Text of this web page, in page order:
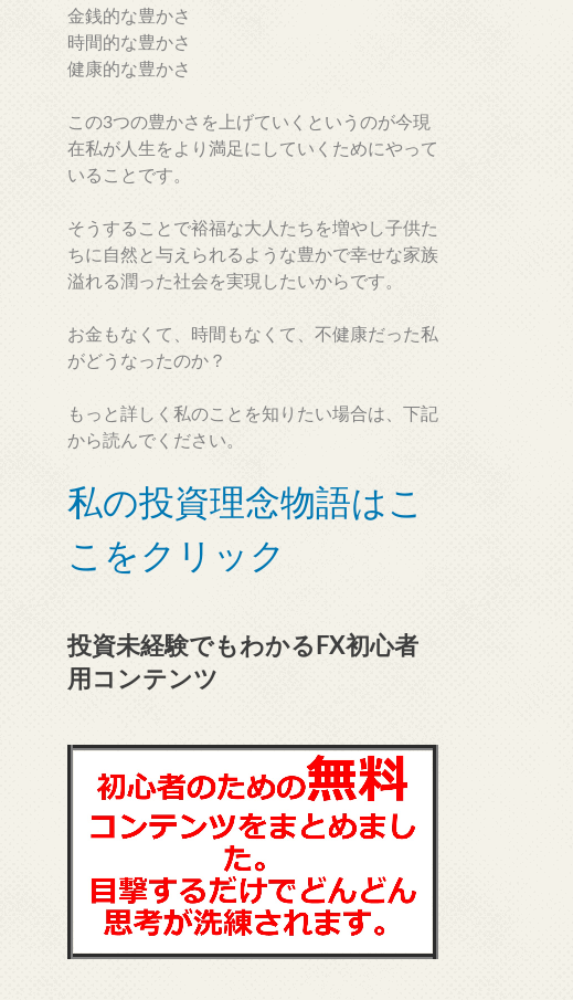
金銭的な豊かさ
時間的な豊かさ
健康的な豊かさ
この3つの豊かさを上げていくというのが今現
在私が人生をより満足にしていくためにやって
いることです。
そうすることで裕福な大人たちを増やし子供た
ちに自然と与えられるような豊かで幸せな家族
溢れる潤った社会を実現したいからです。
お金もなくて、時間もなくて、不健康だった私
がどうなったのか？
もっと詳しく私のことを知りたい場合は、下記
から読んでください。
私の投資理念物語はこ
こをクリック
投資未経験でもわかるFX初心者
用コンテンツ